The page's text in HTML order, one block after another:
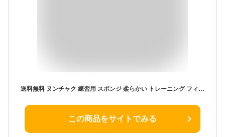
送料無料 ヌンチャク 練習用 スポンジ 柔らかい トレーニング フィットネス 武具 武術 功夫 カンフー 空手
この商品をサイトでみる